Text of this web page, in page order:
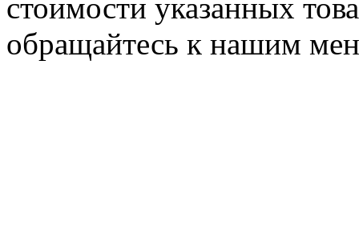
стоимости указанных
обращайтесь к нашим